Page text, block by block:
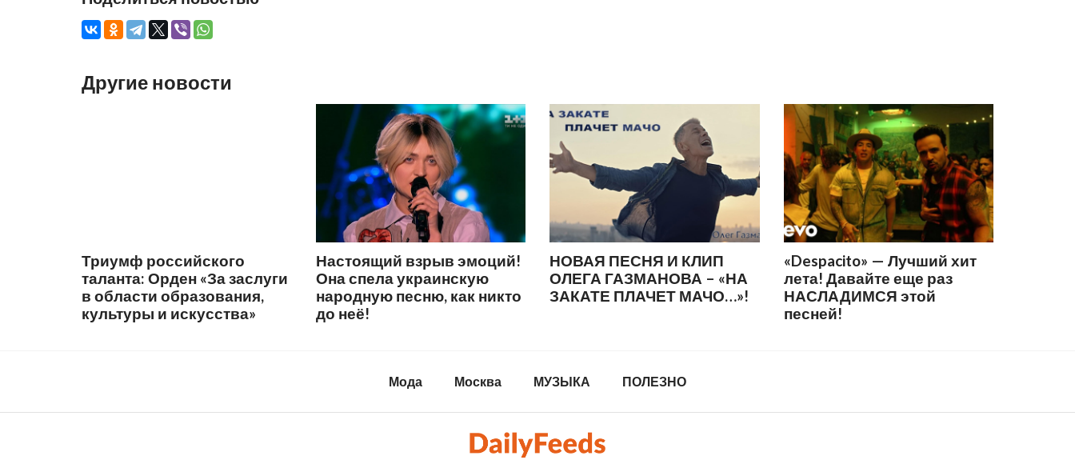
Другие новости
Триумф российского
таланта: Орден «За заслуги
в области образования,
культуры и искусства»
Настоящий взрыв эмоций!
Она спела украинскую
народную песню, как никто
до неё!
НОВАЯ ПЕСНЯ И КЛИП
ОЛЕГА ГАЗМАНОВА – «НА
ЗАКАТЕ ПЛАЧЕТ МАЧО…»!
«Despacito» — Лучший хит
лета! Давайте еще раз
НАСЛАДИМСЯ этой
песней!
Мода Москва МУЗЫКА ПОЛЕЗНО